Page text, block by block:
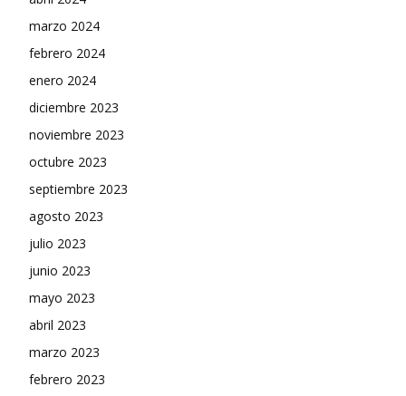
marzo 2024
febrero 2024
enero 2024
diciembre 2023
noviembre 2023
octubre 2023
septiembre 2023
agosto 2023
julio 2023
junio 2023
mayo 2023
abril 2023
marzo 2023
febrero 2023